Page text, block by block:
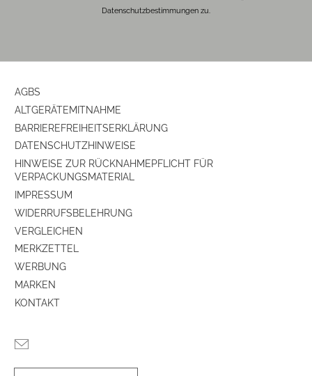
Datenschutzbestimmungen zu.
AGBS
ALTGERÄTEMITNAHME
BARRIEREFREIHEITSERKLÄRUNG
DATENSCHUTZHINWEISE
HINWEISE ZUR RÜCKNAHMEPFLICHT FÜR
VERPACKUNGSMATERIAL
IMPRESSUM
WIDERRUFSBELEHRUNG
VERGLEICHEN
MERKZETTEL
WERBUNG
MARKEN
KONTAKT